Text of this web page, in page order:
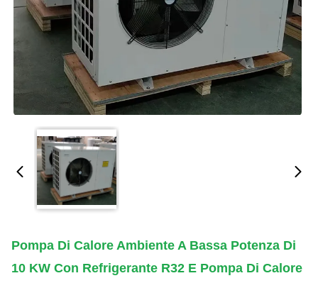
Pompa Di Calore Ambiente A Bassa Potenza Di
10 KW Con Refrigerante R32 E Pompa Di Calore